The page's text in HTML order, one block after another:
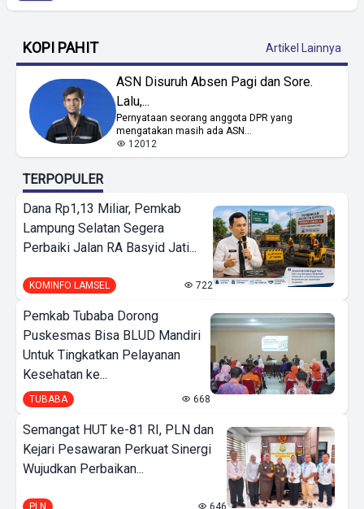
KOPI PAHIT Artikel Lainnya
ASN Disuruh Absen Pagi dan Sore.
Lalu,...
Pernyataan seorang anggota DPR yang
mengatakan masih ada ASN...
12012
TERPOPULER
Dana Rp1,13 Miliar, Pemkab
Lampung Selatan Segera
Perbaiki Jalan RA Basyid Jati...
KOMINFO LAMSEL 722
Pemkab Tubaba Dorong
Puskesmas Bisa BLUD Mandiri
Untuk Tingkatkan Pelayanan
Kesehatan ke...
TUBABA 668
Semangat HUT ke-81 RI, PLN dan
Kejari Pesawaran Perkuat Sinergi
Wujudkan Perbaikan...
PLN 646